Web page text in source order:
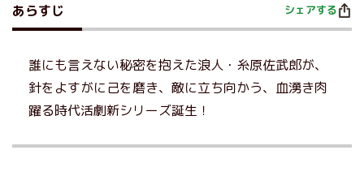
あらすじ シェアする
誰にも言えない秘密を抱えた浪人・糸原佐武郎が、
針をよすがに己を磨き、敵に立ち向かう、血湧き肉
躍る時代活劇新シリーズ誕生！